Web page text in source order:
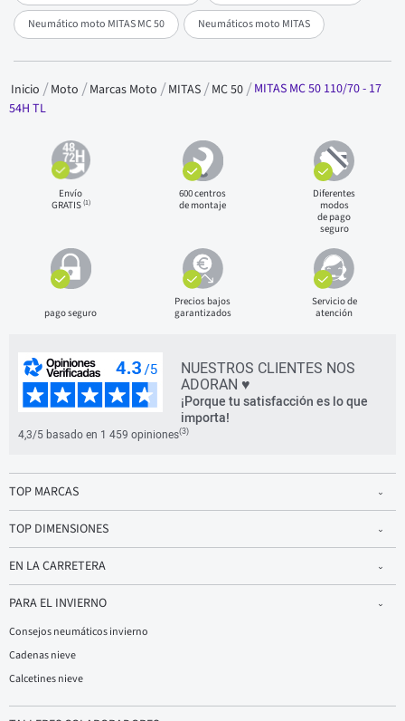
Neumático moto MITAS MC 50 Neumáticos moto MITAS
Inicio Moto Marcas Moto MITAS MC 50
MITAS MC 50 110/70 - 17
54H TL
Envío
GRATIS(1)
600 centros
de montaje
Diferentes
modos
de pago
seguro
pago seguro
Precios bajos
garantizados
Servicio de
atención
NUESTROS CLIENTES NOS
ADORAN ♥
¡Porque tu satisfacción es lo que
importa!
4,3/5 basado en 1 459 opiniones(3)
TOP MARCAS
TOP DIMENSIONES
EN LA CARRETERA
PARA EL INVIERNO
Consejos neumáticos invierno
Cadenas nieve
Calcetines nieve